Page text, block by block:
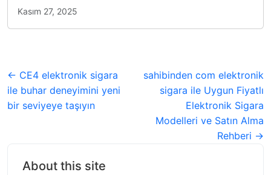
Kasım 27, 2025
← CE4 elektronik sigara
ile buhar deneyimini yeni
bir seviyeye taşıyın
sahibinden com elektronik
sigara ile Uygun Fiyatlı
Elektronik Sigara
Modelleri ve Satın Alma
Rehberi →
About this site